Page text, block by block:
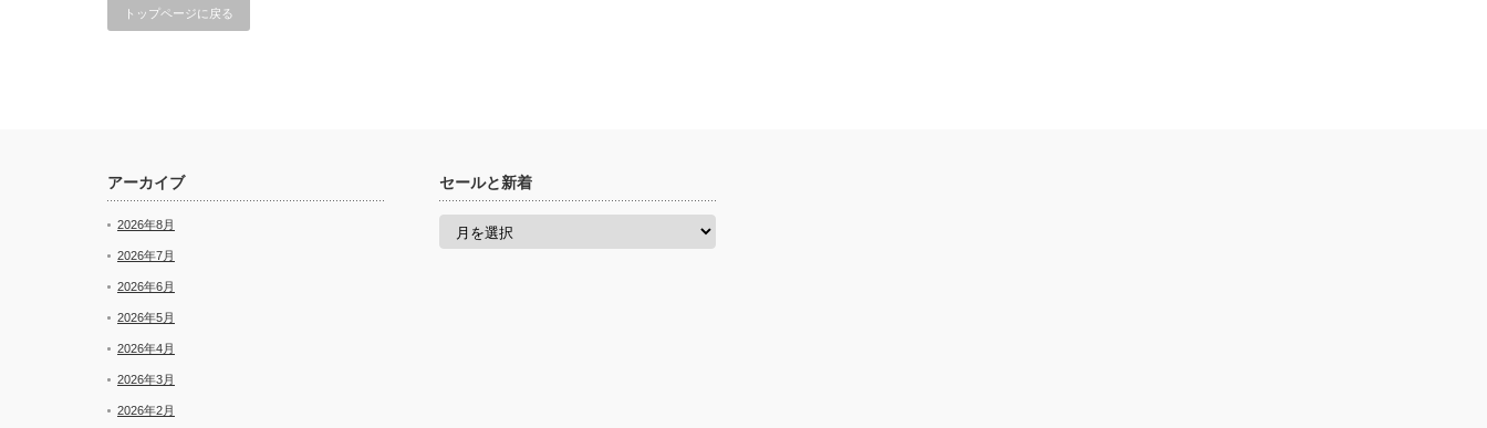
トップページに戻る
アーカイブ
2026年8月
2026年7月
2026年6月
2026年5月
2026年4月
2026年3月
2026年2月
セールと新着
セ